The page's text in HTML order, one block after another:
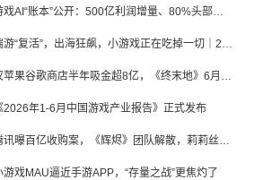
游戏AI“账本”公开：500亿利润增量、80%头部入局，谁在闷声发财？
端游“复活”，出海狂飙，小游戏正在吃掉一切｜2026上半年产业报告
仅苹果谷歌商店半年吸金超8亿，《终末地》6月份收入显著回暖
2026年1-6月中国游戏产业报告》正式发布
腾讯曝百亿收购案，《辉烬》团队解散，莉莉丝新作曝光｜陀螺周报
游戏MAU逼近手游APP，“存量之战”更焦灼了